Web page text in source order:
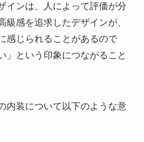
インは、人によって評価が分
級感を追求したデザインが、
感じられることがあるので
」という印象につながること
内装について以下のような意